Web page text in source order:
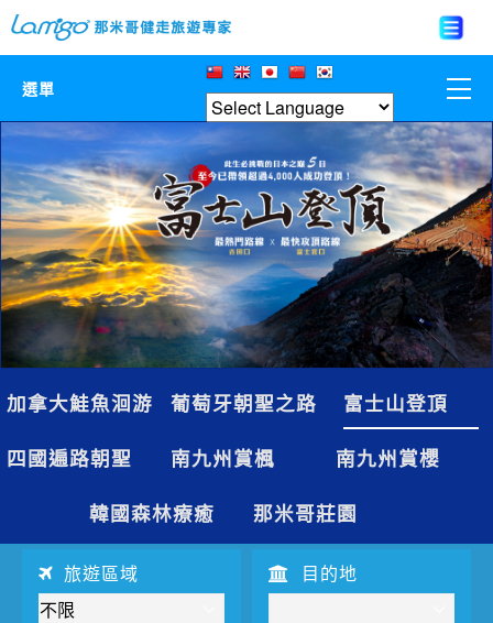
選單
那米哥莊園
中國
日本
亞洲韓國
歐美紐澳
台灣
自由行
加拿大鮭魚洄游 葡萄牙朝聖之路
富士山登頂
四國遍路朝聖
南九州賞楓
南九州賞櫻
韓國森林療癒
那米哥莊園
旅遊區域 目的地